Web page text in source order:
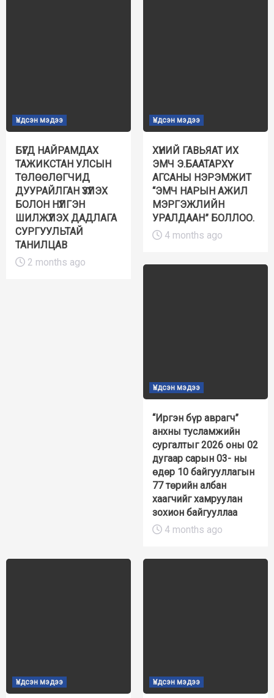
Үндсэн мэдээ
БҮГД НАЙРАМДАХ
ТАЖИКСТАН УЛСЫН
ТӨЛӨӨЛӨГЧИД
ДУУРАЙЛГАН ҮЗҮҮЛЭХ
БОЛОН НҮҮЛГЭН
ШИЛЖҮҮЛЭХ ДАДЛАГА
СУРГУУЛЬТАЙ
ТАНИЛЦАВ
2 months ago
Үндсэн мэдээ
ХҮНИЙ ГАВЬЯАТ ИХ
ЭМЧ Э.БААТАРХҮҮ
АГСАНЫ НЭРЭМЖИТ
“ЭМЧ НАРЫН АЖИЛ
МЭРГЭЖЛИЙН
УРАЛДААН” БОЛЛОО.
4 months ago
Үндсэн мэдээ
“Иргэн бүр аврагч”
анхны тусламжийн
сургалтыг 2026 оны 02
дугаар сарын 03- ны
өдөр 10 байгууллагын
77 төрийн албан
хаагчийг хамруулан
зохион байгууллаа
4 months ago
Үндсэн мэдээ Үндсэн мэдээ